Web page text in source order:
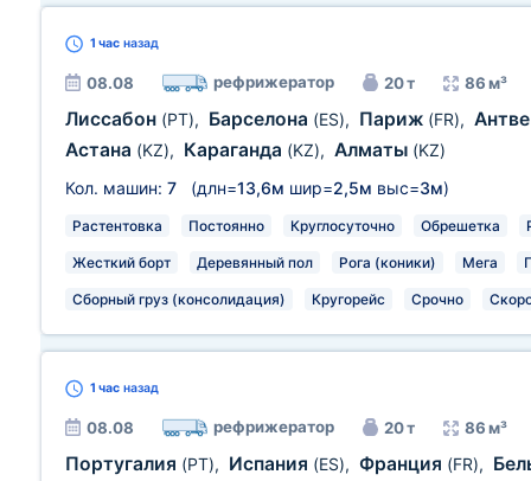
1 час назад
08.08 рефрижератор 20 т 86 м³
Лиссабон (PT), Барселона (ES), Париж (FR),
Астана (KZ), Караганда (KZ), Алматы (KZ)
Кол. машин: 7 (длн=13,6м шир=2,5м выс=3м)
Растентовка Постоянно Круглосуточно Обрешетка
Жесткий борт Деревянный пол Рога (коники) Мега
Сборный груз (консолидация) Кругорейс Срочно
1 час назад
08.08 рефрижератор 20 т 86 м³
Португалия (PT), Испания (ES), Франция (FR),